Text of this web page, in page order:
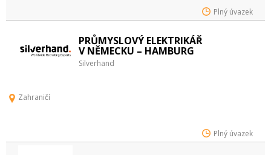
Plný úvazek
PRŮMYSLOVÝ ELEKTRIKÁŘ
V NĚMECKU – HAMBURG
Silverhand
Zahraničí
Plný úvazek